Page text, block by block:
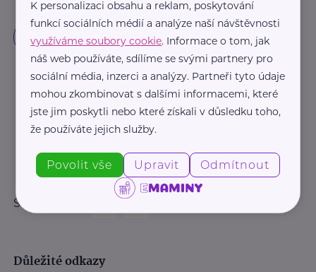
Sledujte nás:
Důležité odkazy
K personalizaci obsahu a reklam, poskytování
funkcí sociálních médií a analýze naší návštěvnosti
využíváme soubory cookie. Informace o tom, jak
náš web používáte, sdílíme se svými partnery pro
sociální média, inzerci a analýzy. Partneři tyto údaje
mohou zkombinovat s dalšími informacemi, které
jste jim poskytli nebo které získali v důsledku toho,
že používáte jejich služby.
Povolit vše Upravit Odmítnout